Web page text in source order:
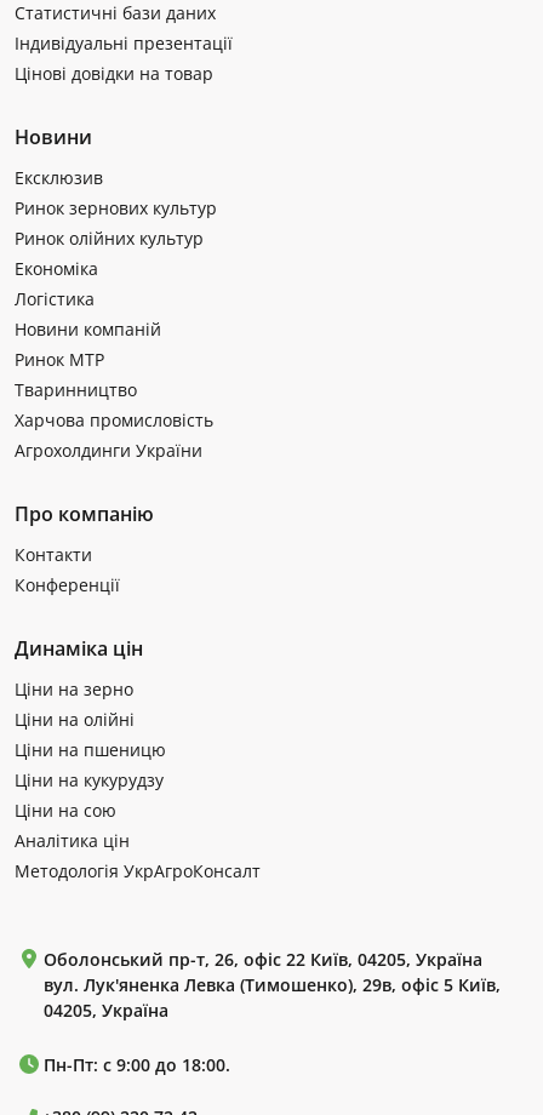
Статистичні бази даних
Індивідуальні презентації
Цінові довідки на товар
Новини
Ексклюзив
Ринок зернових культур
Ринок олійних культур
Економіка
Логістика
Новини компаній
Ринок МТР
Тваринництво
Харчова промисловість
Агрохолдинги України
Про компанію
Контакти
Конференції
Динаміка цін
Ціни на зерно
Ціни на олійні
Ціни на пшеницю
Ціни на кукурудзу
Ціни на сою
Аналітика цін
Методологія УкрАгроКонсалт
Оболонський пр-т, 26, офіс 22 Київ, 04205, Україна
вул. Лук'яненка Левка (Тимошенко), 29в, офіс 5 Київ,
04205, Україна
Пн-Пт: с 9:00 до 18:00.